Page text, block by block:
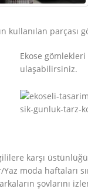
kullanılan parçası
Ekose
ulaşabilirsiniz.
karşı
moda haftaları
şovlarını